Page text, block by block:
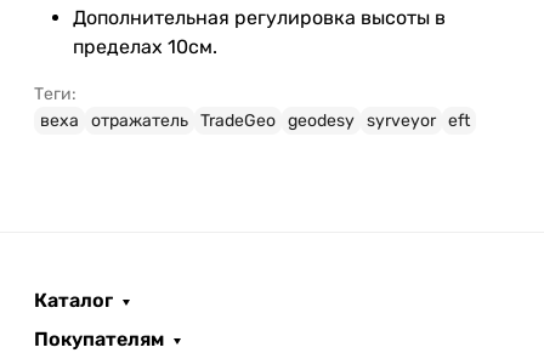
Дополнительная регулировка высоты в
пределах 10см.
Теги:
веха
отражатель TradeGeo geodesy syrveyor eft
Каталог
Покупателям